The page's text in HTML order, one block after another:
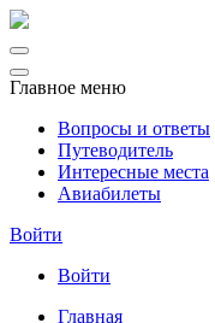
Главное меню
Вопросы и ответы
Путеводитель
Интересные места
Авиабилеты
Войти
Войти
Главная